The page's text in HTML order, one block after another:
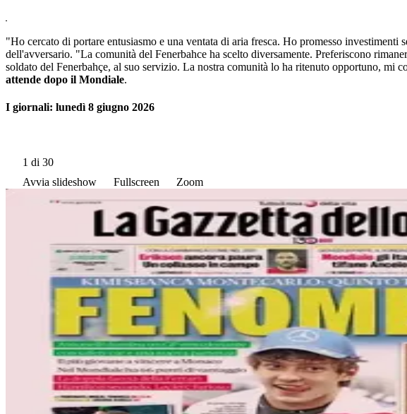
"Ho cercato di portare entusiasmo e una ventata di aria fresca. Ho promesso
dell'avversario. "La comunità del Fenerbahce ha scelto diversamente. Preferiscono
soldato del Fenerbahçe, al suo servizio. La nostra comunità lo ha ritenuto opportuno, mi
attende dopo il Mondiale.
I giornali: lunedì 8 giugno 2026
1 di 30
Avvia slideshow
Fullscreen Zoom